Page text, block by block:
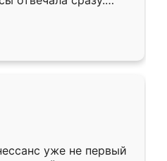
подошёл к
Собрали
аккуратно, даже
уже не первый